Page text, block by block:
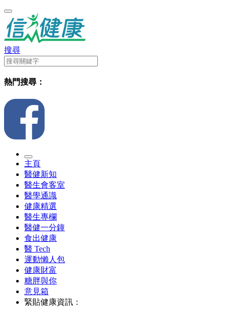
搜尋
熱門搜尋：
主頁
醫健新知
醫生會客室
醫學通識
健康精選
醫生專欄
醫健一分鐘
食出健康
醫 Tech
運動懶人包
健康財富
糖胖與你
意見箱
緊貼健康資訊：